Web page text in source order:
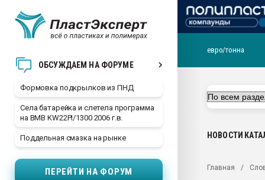
ОБСУЖДАЕМ НА ФОРУМЕ
Формовка подкрылков из ПНД
Села батарейка и слетела программа
на BMB KW22PI/1300 2006 г.в.
Поддельная смазка на рынке
ПЕРЕЙТИ НА ФОРУМ
29.07.2026 ФРП помог
Вакуум-формовочные
ближайшее
евро/тонна
НОВОСТИ
Главная